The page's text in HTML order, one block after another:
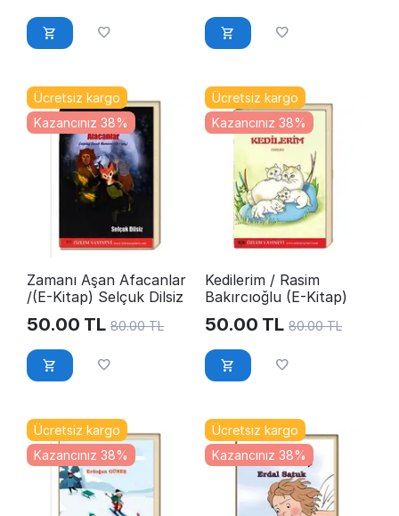
Ücretsiz kargo
Kazancınız 38%
Zamanı Aşan Afacanlar
/(E-Kitap) Selçuk Dilsiz
50.00 TL 80.00 TL
Ücretsiz kargo
Kazancınız 38%
Kedilerim / Rasim
Bakırcıoğlu (E-Kitap)
50.00 TL 80.00 TL
Ücretsiz kargo
Kazancınız 38%
Ücretsiz kargo
Kazancınız 38%